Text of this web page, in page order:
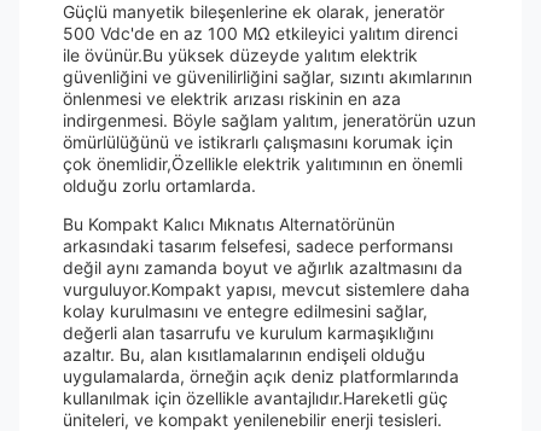
Güçlü manyetik bileşenlerine ek olarak, jeneratör
500 Vdc'de en az 100 MΩ etkileyici yalıtım direnci
ile övünür.Bu yüksek düzeyde yalıtım elektrik
güvenliğini ve güvenilirliğini sağlar, sızıntı akımlarının
önlenmesi ve elektrik arızası riskinin en aza
indirgenmesi. Böyle sağlam yalıtım, jeneratörün uzun
ömürlülüğünü ve istikrarlı çalışmasını korumak için
çok önemlidir,Özellikle elektrik yalıtımının en önemli
olduğu zorlu ortamlarda.
Bu Kompakt Kalıcı Mıknatıs Alternatörünün
arkasındaki tasarım felsefesi, sadece performansı
değil aynı zamanda boyut ve ağırlık azaltmasını da
vurguluyor.Kompakt yapısı, mevcut sistemlere daha
kolay kurulmasını ve entegre edilmesini sağlar,
değerli alan tasarrufu ve kurulum karmaşıklığını
azaltır. Bu, alan kısıtlamalarının endişeli olduğu
uygulamalarda, örneğin açık deniz platformlarında
kullanılmak için özellikle avantajlıdır.Hareketli güç
üniteleri, ve kompakt yenilenebilir enerji tesisleri.